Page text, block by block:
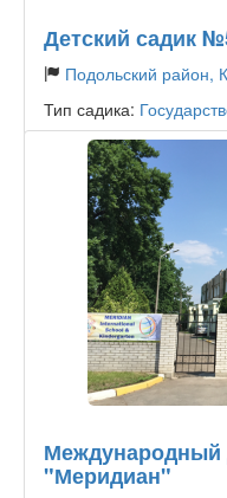
Детский садик
Подольский район,
Тип садика:
Международный
"Меридиан"